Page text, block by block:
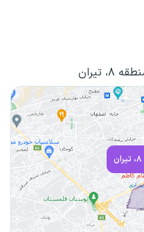
تیران